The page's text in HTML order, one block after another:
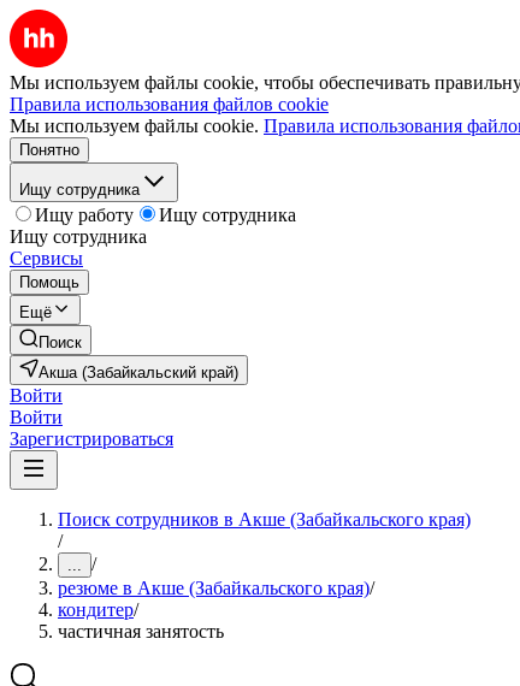
Мы используем файлы cookie, чтобы обеспечивать
Правила использования файлов cookie
Мы используем файлы cookie. Правила использования
Понятно
Ищу сотрудника
Ищу работу
Ищу сотрудника
Ищу сотрудника
Сервисы
Помощь
Ещё
Поиск
Акша (Забайкальский край)
Войти
Войти
Зарегистрироваться
Поиск сотрудников в Акше (Забайкальского края)
/
... /
резюме в Акше (Забайкальского края)/
кондитер/
частичная занятость